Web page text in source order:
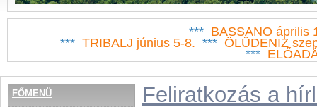
*** BASSANO április
*** TRIBALJ június 5-8. *** ÖLÜDENIZ
***
FŐMENÜ Feliratkozás a